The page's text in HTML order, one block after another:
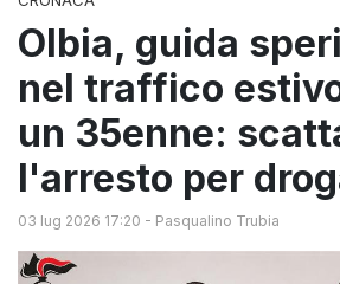
Olbia, guida
nel traffico
un 35enne:
l'arresto per
03 lug 2026 17:20 - Pasqualino Trubia